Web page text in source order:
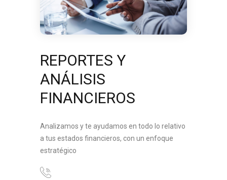
REPORTES Y
ANÁLISIS
FINANCIEROS
Analizamos y te ayudamos en todo lo relativo
a tus estados financieros, con un enfoque
estratégico